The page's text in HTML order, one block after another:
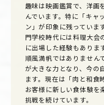
趣味は映画鑑賞で、洋画
んでいます。特に「キャ
ン」が印象に残っていま
門学校時代には料理大会
に出場した経験もありま
順風満帆ではありません
が大きな力となり、今の
ます。現在は「肉と和食
お客様に新しい食体験を
挑戦を続けています。